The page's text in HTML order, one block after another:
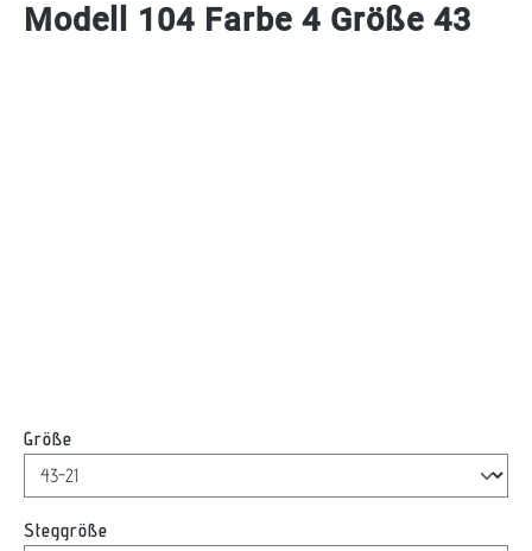
Modell 104 Farbe 4 Größe 43
Größe
Steggröße